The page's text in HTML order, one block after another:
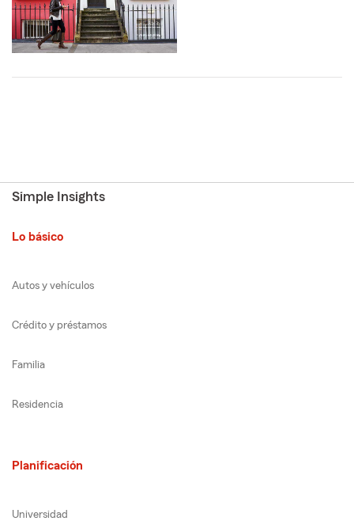
Simple Insights
Lo básico
Autos y vehículos
Crédito y préstamos
Familia
Residencia
Planificación
Universidad